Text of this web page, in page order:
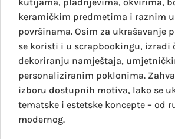
keramičkim predmetima i raznim
površinama. Osim za ukrašavanje
se koristi i u scrapbookingu, izradi
dekoriranju namještaja,
personaliziranim poklonima.
izboru dostupnih motiva, lako se
tematske i estetske koncepte – od
modernog.